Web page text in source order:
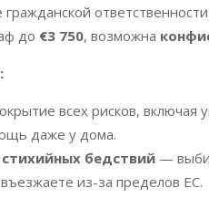
до €3 750, возможна
всех рисков, включая
даже у дома.
бедствий —
из-за пределов ЕС.